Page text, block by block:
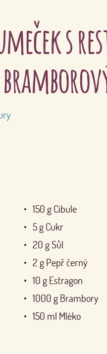
s
150 g Cibule
5 g Cukr
20 gSůl
2 g Pepř černý
10 g Estragon
1000 g Brambory
150 ml Mléko